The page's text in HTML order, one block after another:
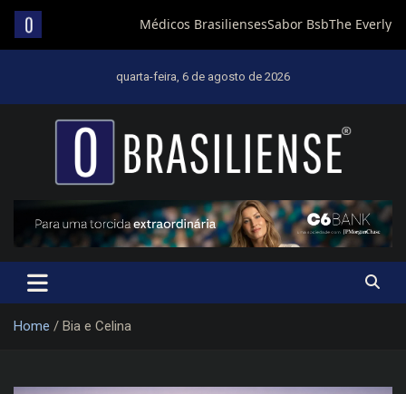
quarta-feira, 6 de agosto de 2026
Um diário de notícias que trabalha por Brasília
Home Bia e Celina